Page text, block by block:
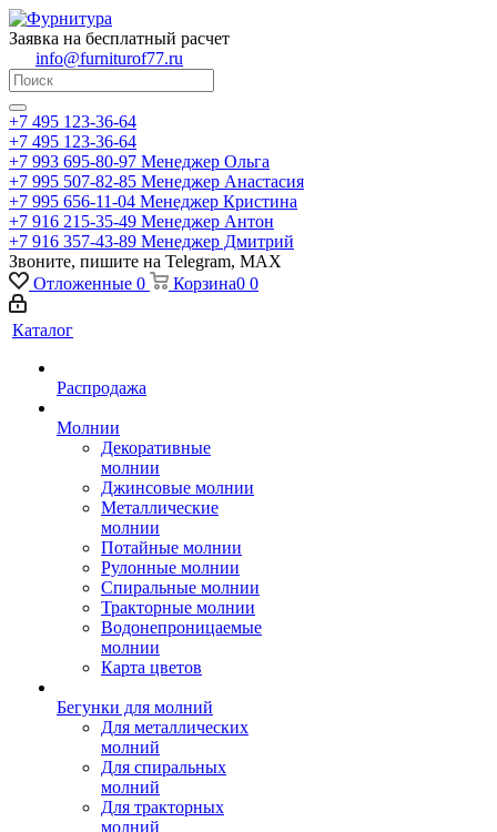
Заявка на бесплатный расчет
info@furniturof77.ru
+7 495 123-36-64
+7 495 123-36-64
+7 993 695-80-97 Менеджер Ольга
+7 995 507-82-85 Менеджер Анастасия
+7 995 656-11-04 Менеджер Кристина
+7 916 215-35-49 Менеджер Антон
+7 916 357-43-89 Менеджер Дмитрий
Звоните, пишите на Telegram, MAX
Отложенные 0 Корзина0 0
Каталог
Распродажа
Молнии
Декоративные
молнии
Джинсовые молнии
Металлические
молнии
Потайные молнии
Рулонные молнии
Спиральные молнии
Тракторные молнии
Водонепроницаемые
молнии
Карта цветов
Бегунки для молний
Для металлических
молний
Для спиральных
молний
Для тракторных
молний